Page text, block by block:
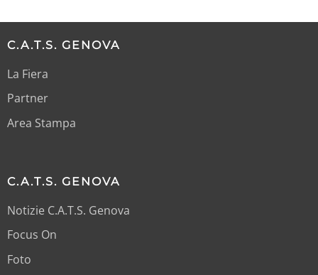
C.A.T.S. GENOVA
La Fiera
Partner
Area Stampa
C.A.T.S. GENOVA
Notizie C.A.T.S. Genova
Focus On
Foto